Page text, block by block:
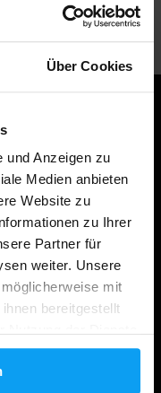
Über Cookies
und Anzeigen zu
Medien anbieten
Website zu
zu Ihrer
Partner für
weiter. Unsere
mit
bereitgestellt